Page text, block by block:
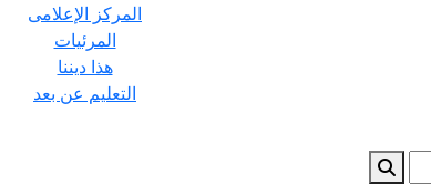
المركز الإعلامى
المرئيات
هذا ديننا
التعليم عن بعد